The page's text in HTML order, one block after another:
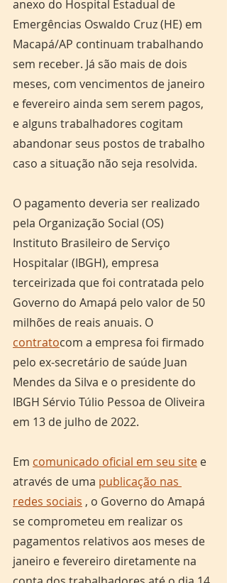
anexo do Hospital Estadual de
Emergências Oswaldo Cruz (HE) em
Macapá/AP continuam trabalhando
sem receber. Já são mais de dois
meses, com vencimentos de janeiro
e fevereiro ainda sem serem pagos,
e alguns trabalhadores cogitam
abandonar seus postos de trabalho
caso a situação não seja resolvida.
O pagamento deveria ser realizado
pela Organização Social (OS)
Instituto Brasileiro de Serviço
Hospitalar (IBGH), empresa
terceirizada que foi contratada pelo
Governo do Amapá pelo valor de 50
milhões de reais anuais. O
contratocom a empresa foi firmado
pelo ex-secretário de saúde Juan
Mendes da Silva e o presidente do
IBGH Sérvio Túlio Pessoa de Oliveira
em 13 de julho de 2022.
Em comunicado oficial em seu site e
através de uma publicação nas
redes sociais , o Governo do Amapá
se comprometeu em realizar os
pagamentos relativos aos meses de
janeiro e fevereiro diretamente na